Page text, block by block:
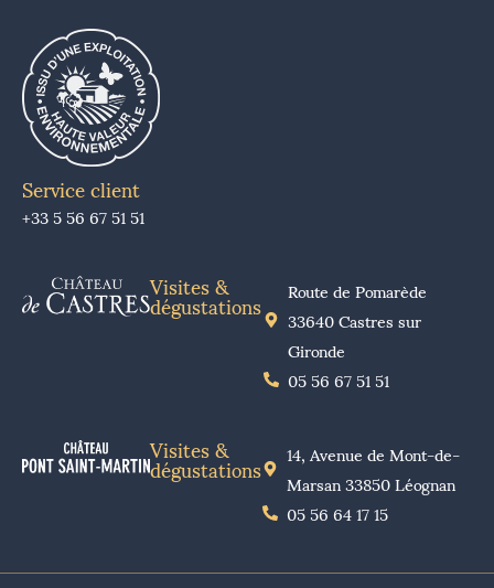
Service client
+33 5 56 67 51 51
Visites &
dégustations Route de Pomarède
33640 Castres sur
Gironde
05 56 67 51 51
Visites &
dégustations 14, Avenue de Mont-de-
Marsan 33850 Léognan
05 56 64 17 15